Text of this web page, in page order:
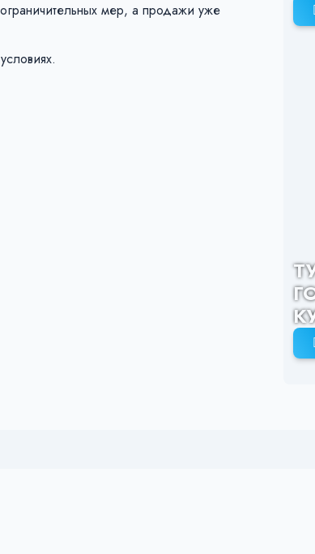
мер, а продажи уже